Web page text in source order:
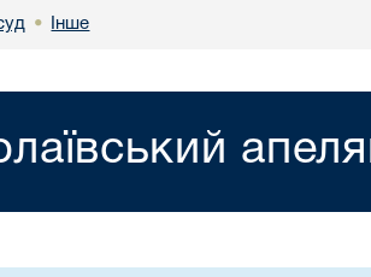
• Інше